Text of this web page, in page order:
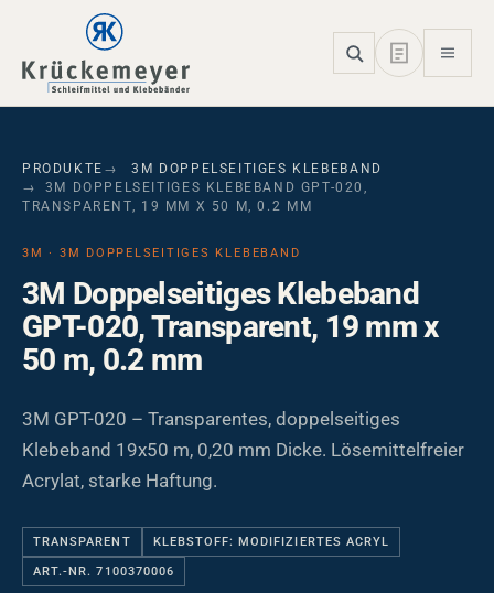
Skip to main navigation
Skip to main content
Skip to page footer
PRODUKTE
3M DOPPELSEITIGES KLEBEBAND
3M DOPPELSEITIGES KLEBEBAND GPT-020,
TRANSPARENT, 19 MM X 50 M, 0.2 MM
3M · 3M DOPPELSEITIGES KLEBEBAND
3M Doppelseitiges Klebeband
GPT-020, Transparent, 19 mm x
50 m, 0.2 mm
3M GPT-020 – Transparentes, doppelseitiges
Klebeband 19x50 m, 0,20 mm Dicke. Lösemittelfreier
Acrylat, starke Haftung.
TRANSPARENT KLEBSTOFF: MODIFIZIERTES ACRYL
ART.-NR. 7100370006